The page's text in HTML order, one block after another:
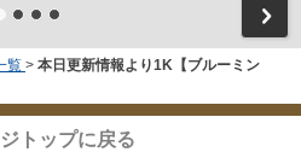
覧 > 本日更新情報より1K【ブルーミン
トップに戻る